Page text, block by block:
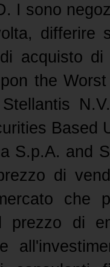
I sono
differire
acquisto
the
Based
S.p.A. and
di
che
prezzo di